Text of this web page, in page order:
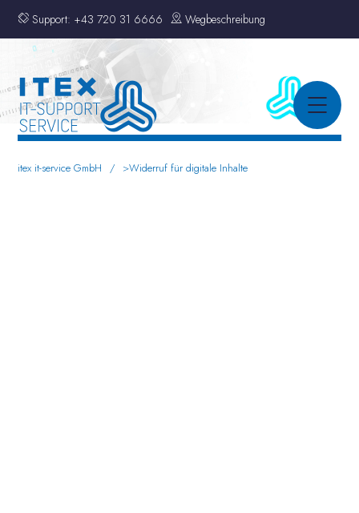
Support: +43 720 31 6666 Wegbeschreibung
itex it-service GmbH >Widerruf für digitale Inhalte